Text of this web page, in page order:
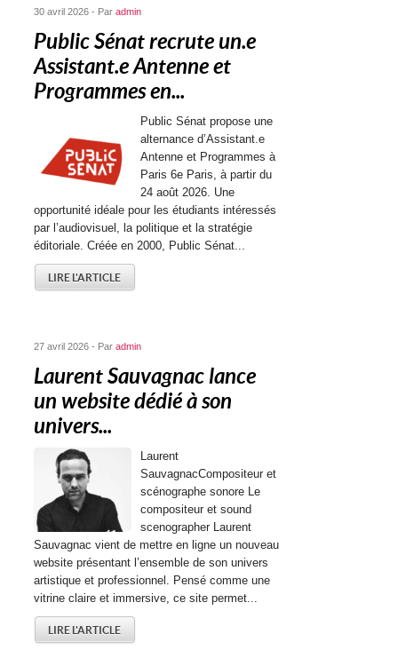
30 avril 2026 - Paradmin
Public Sénat recrute un.e
Assistant.e Antenne et
Programmes en...
Public Sénat propose une
alternance d’Assistant.e
Antenne et Programmes à
Paris 6e Paris, à partir du
24 août 2026. Une
opportunité idéale pour les étudiants intéressés
par l’audiovisuel, la politique et la stratégie
éditoriale. Créée en 2000, Public Sénat...
LIRE L'ARTICLE
27 avril 2026 - Paradmin
Laurent Sauvagnac lance
un website dédié à son
univers...
Laurent
SauvagnacCompositeur et
scénographe sonore Le
compositeur et sound
scenographer Laurent
Sauvagnac vient de mettre en ligne un nouveau
website présentant l’ensemble de son univers
artistique et professionnel. Pensé comme une
vitrine claire et immersive, ce site permet...
LIRE L'ARTICLE